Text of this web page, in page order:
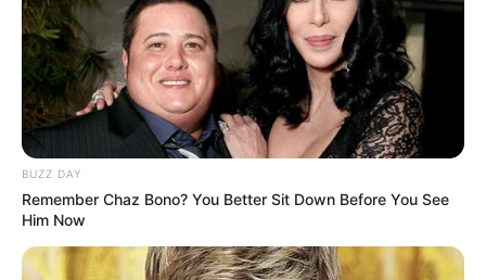
Facebook Twitter Google+
Tagi: Adam Driver dariusz wolski Dom Gucci
Filmy
House of Gucci
obejrzeć
Ridley Scott
BUZZ DAY
Remember Chaz Bono? You Better Sit Down Before You See
Him Now